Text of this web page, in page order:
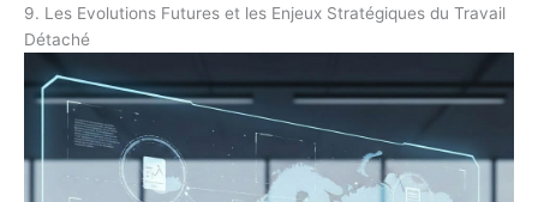
9. Les Evolutions Futures et les Enjeux Stratégiques du Travail
Détaché